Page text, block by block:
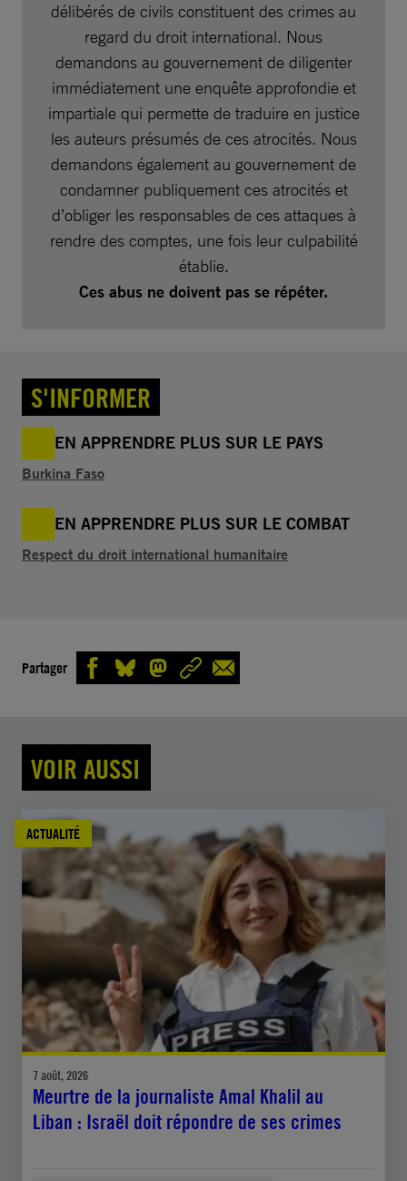
délibérés de civils constituent des crimes au
regard du droit international. Nous
demandons au gouvernement de diligenter
immédiatement une enquête approfondie et
impartiale qui permette de traduire en justice
les auteurs présumés de ces atrocités. Nous
demandons également au gouvernement de
condamner publiquement ces atrocités et
d’obliger les responsables de ces attaques à
rendre des comptes, une fois leur culpabilité
établie.
Ces abus ne doivent pas se répéter.
S'INFORMER
EN APPRENDRE PLUS SUR LE PAYS
Burkina Faso
EN APPRENDRE PLUS SUR LE COMBAT
Respect du droit international humanitaire
Partager
VOIR AUSSI
ACTUALITÉ
7 août, 2026
Meurtre de la journaliste Amal Khalil au
Liban : Israël doit répondre de ses crimes